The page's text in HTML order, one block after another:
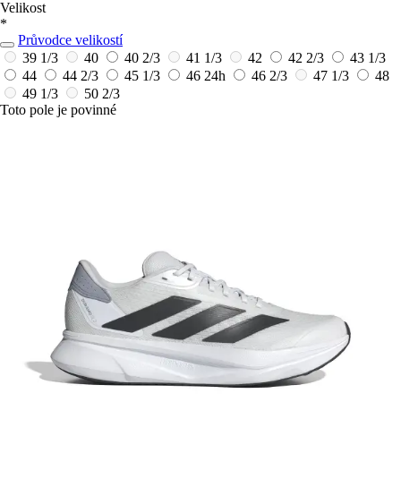
Velikost
*
Průvodce velikostí
39 1/3
40 40 2/3 41 1/3 42 42 2/3
43 1/3
44
44 2/3 45 1/3 46 24h 46 2/3 47 1/3
48
49 1/3
50 2/3
Toto pole je povinné